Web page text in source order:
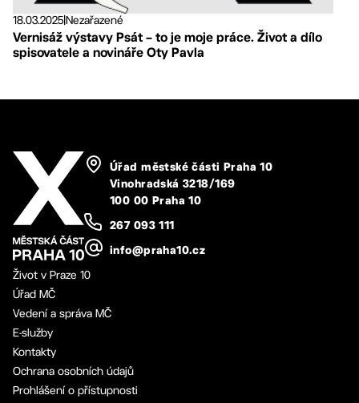
18.03.2025Nezařazené
Vernisáž výstavy Psát – to je moje práce. Život a dílo
spisovatele a novináře Oty Pavla
Úřad městské části Praha 10
Vinohradská 3218/169
100 00 Praha 10
267 093 111
info@praha10.cz
Život v Praze 10
Úřad MČ
Vedení a správa MČ
E-služby
Kontakty
Ochrana osobních údajů
Prohlášení o přístupnosti